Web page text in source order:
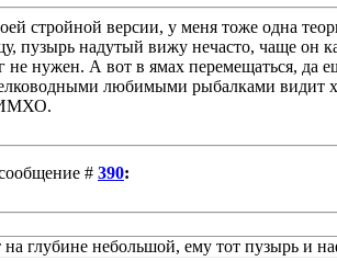
стройной версии, у меня тоже одна
пузырь надутый вижу нечасто, чаще он
не нужен. А вот в ямах перемещаться, да
любимыми рыбалками видит
ИМХО.
# 390:
на глубине небольшой, ему тот пузырь и